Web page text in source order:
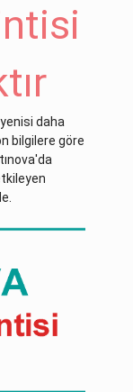
daha
bilgilere göre